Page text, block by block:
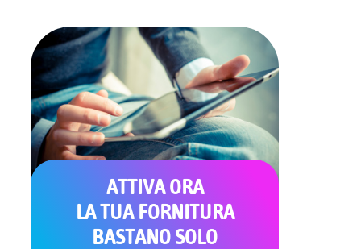
ATTIVA ORA
LA TUA FORNITURA
BASTANO SOLO